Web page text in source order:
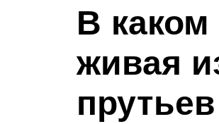
В каком
живая
прутьев